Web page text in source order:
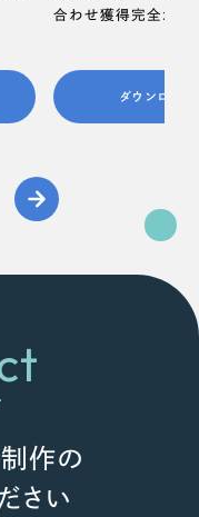
合わせ獲得完全ガイ
ダウンロード
作の
さい